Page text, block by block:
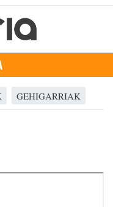
GEHIGARRIAK